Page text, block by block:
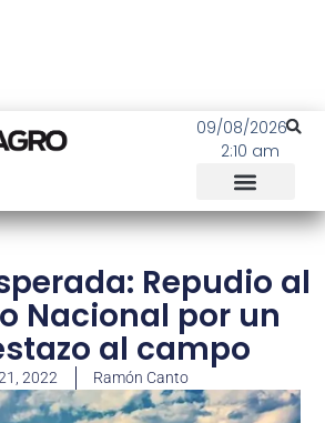
09/08/2026
2:10 am
Repudio al
Nacional por un
al campo
2022 Ramón Canto